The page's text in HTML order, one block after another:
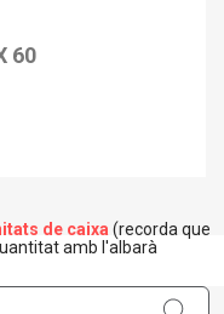
60
de caixa (recorda que
amb l'albarà